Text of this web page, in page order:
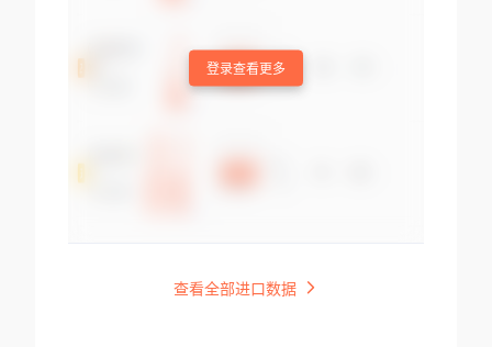
登录查看更多
查看全部进口数据